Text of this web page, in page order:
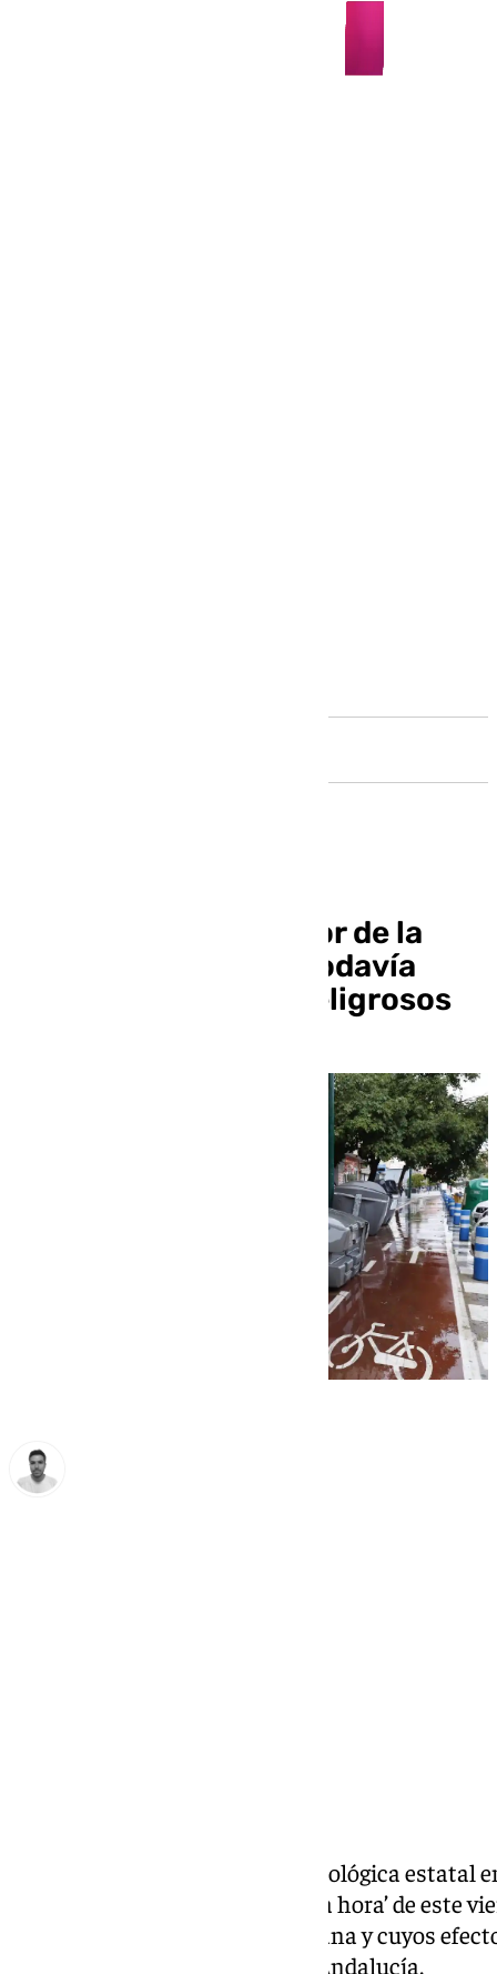
Jesús Riesco, director de la
Aemet en Málaga: «Todavía
estamos en meses peligrosos
El director de la Agencia Meteorológica estatal
entrado en directo en el ‘Llegó la hora’ de este
esta semana y cuyos
las provincias occidentales de Andalucía.